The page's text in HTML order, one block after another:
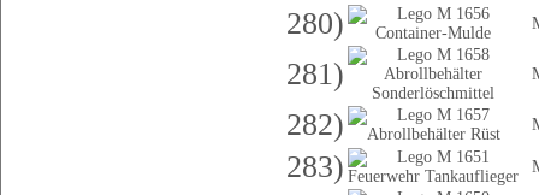
280)
281)
282)
283)